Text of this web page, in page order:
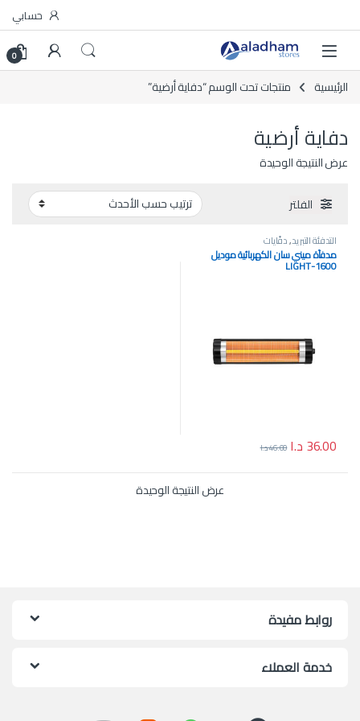
حسابي
0
الرئيسية منتجات تحت الوسم “دفاية أرضية”
دفاية أرضية
عرض النتيجة الوحيدة
الفلتر
التدفئة التبريد,دفّايات
مدفأة ميني سان الكهربائية موديل
LIGHT-1600
36.00 د.ا 46.00د.ا
عرض النتيجة الوحيدة
روابط مفيدة
خدمة العملاء